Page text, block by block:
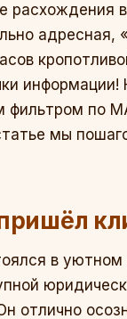
расхождения
адресная,
фильтром по
мы
в
отлично